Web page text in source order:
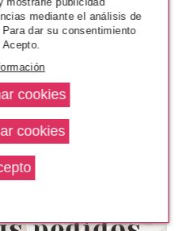
NOIR EDT
desde
mediante el análisis de
dar su consentimiento